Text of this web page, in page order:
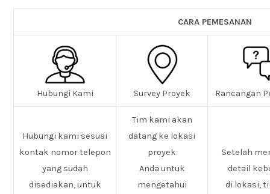
CARA PEMESANAN
Hubungi Kami Survey Proyek Rancangan
Hubungi kami sesuai
kontak nomor telepon
yang sudah
disediakan, untuk
Tim kami akan
datang ke lokasi
proyek
Anda untuk
mengetahui
Setelah
detail
di lokasi,